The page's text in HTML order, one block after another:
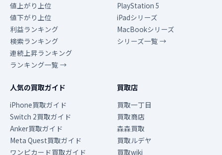
値上がり上位
値下がり上位
利益ランキング
検索ランキング
連続上昇ランキング
ランキング一覧 →
PlayStation 5
iPadシリーズ
MacBookシリーズ
シリーズ一覧 →
人気の買取ガイド
iPhone買取ガイド
Switch 2買取ガイド
Anker買取ガイド
Meta Quest買取ガイド
ワンピカード買取ガイド
買取店
買取一丁目
買取商店
森森買取
買取ルデヤ
買取wiki